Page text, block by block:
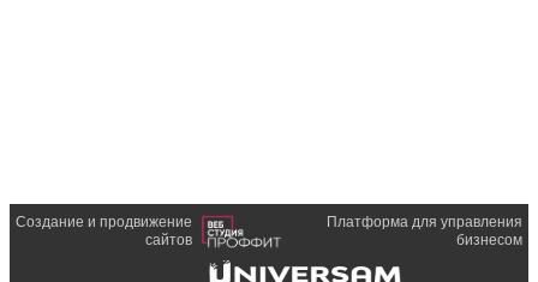
Создание и продвижение
сайтов
Платформа для управления
бизнесом